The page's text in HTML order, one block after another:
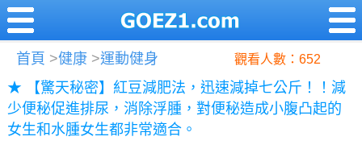
首頁 >健康 >運動健身 觀看人數：652
★ 【驚天秘密】紅豆減肥法，迅速減掉七公斤！！減
少便秘促進排尿，消除浮腫，對便秘造成小腹凸起的
女生和水腫女生都非常適合。